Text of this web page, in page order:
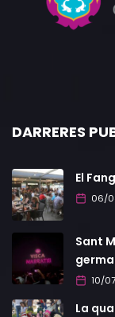
DARRERES
El
06/
Sant
10/
La